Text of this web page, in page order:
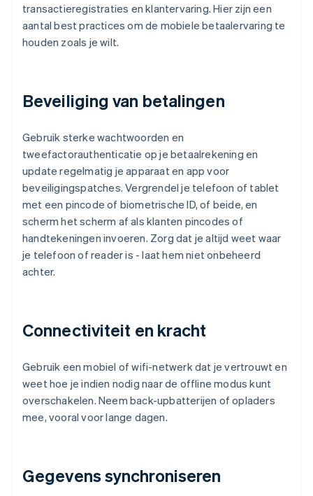
transactieregistraties en klantervaring. Hier zijn een
aantal best practices om de mobiele betaalervaring te
houden zoals je wilt.
Beveiliging van betalingen
Gebruik sterke wachtwoorden en
tweefactorauthenticatie op je betaalrekening en
update regelmatig je apparaat en app voor
beveiligingspatches. Vergrendel je telefoon of tablet
met een pincode of biometrische ID, of beide, en
scherm het scherm af als klanten pincodes of
handtekeningen invoeren. Zorg dat je altijd weet waar
je telefoon of reader is - laat hem niet onbeheerd
achter.
Connectiviteit en kracht
Gebruik een mobiel of wifi-netwerk dat je vertrouwt en
weet hoe je indien nodig naar de offline modus kunt
overschakelen. Neem back-upbatterijen of opladers
mee, vooral voor lange dagen.
Gegevens synchroniseren